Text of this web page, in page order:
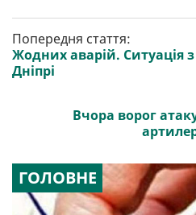
Попередня стаття:
Жодних аварій. Ситуація
Дніпрі
Вчора ворог
ГОЛОВНЕ